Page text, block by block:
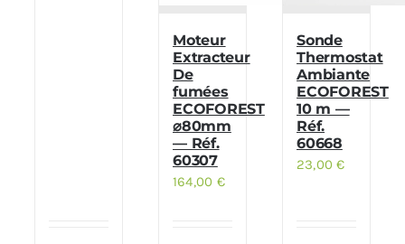
Moteur
Extracteur
De
fumées
ECOFOREST
⌀80mm
— Réf.
60307
164,00 €
Sonde
Thermostat
Ambiante
ECOFOREST
10 m —
Réf.
60668
23,00€